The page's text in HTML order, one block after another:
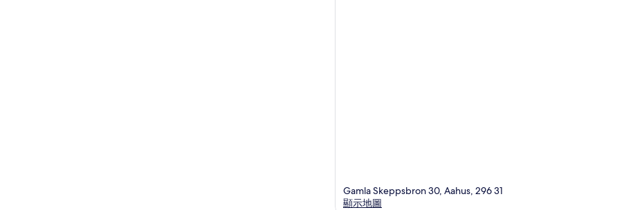
Gamla Skeppsbron 30, Aahus, 296 31
顯示地圖